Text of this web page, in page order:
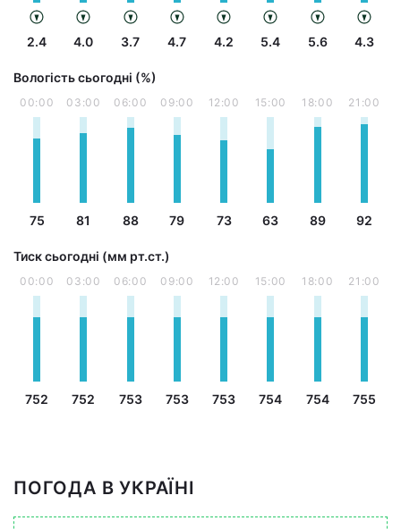
2.4 4.0 3.7 4.7 4.2 5.4 5.6 4.3
Вологість сьогодні (%)
00:00
75
03:00
81
06:00
88
09:00
79
12:00
73
15:00
63
18:00
89
21:00
92
Тиск сьогодні (мм рт.ст.)
00:00
752
03:00
752
06:00
753
09:00
753
12:00
753
15:00
754
18:00
754
21:00
755
ПОГОДА В УКРАЇНІ